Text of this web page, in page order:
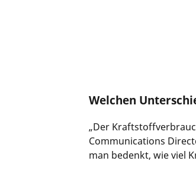
Welchen
„Der
Communications
man bedenkt, wie viel